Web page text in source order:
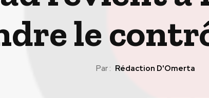
le
Par : Rédaction D'Omerta